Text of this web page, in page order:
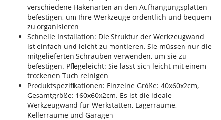
verschiedene Hakenarten an den Aufhängungsplatten
befestigen, um Ihre Werkzeuge ordentlich und bequem
zu organisieren
Schnelle Installation: Die Struktur der Werkzeugwand
ist einfach und leicht zu montieren. Sie müssen nur die
mitgelieferten Schrauben verwenden, um sie zu
befestigen. Pflegeleicht: Sie lässt sich leicht mit einem
trockenen Tuch reinigen
Produktspezifikationen: Einzelne Größe: 40x60x2cm,
Gesamtgröße: 160x60x2cm. Es ist die ideale
Werkzeugwand für Werkstätten, Lagerräume,
Kellerräume und Garagen